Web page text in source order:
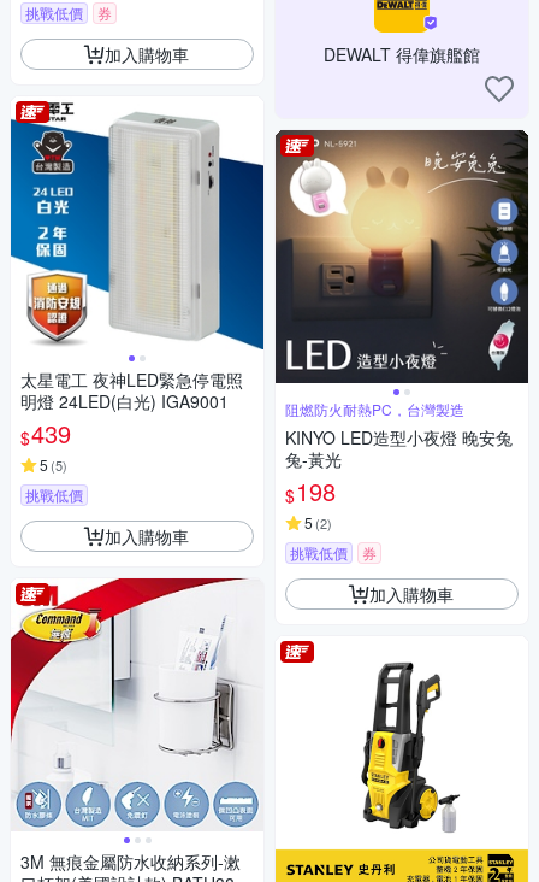
挑戰低價
券
加入購物車
太星電工 夜神LED緊急停電照
明燈 24LED(白光) IGA9001
$439
5 (5)
挑戰低價
加入購物車
3M 無痕金屬防水收納系列-漱
DEWALT 得偉旗艦館
阻燃防火耐熱PC，台灣製造
KINYO LED造型小夜燈 晚安兔
兔-黃光
$198
5 (2)
挑戰低價 券
加入購物車